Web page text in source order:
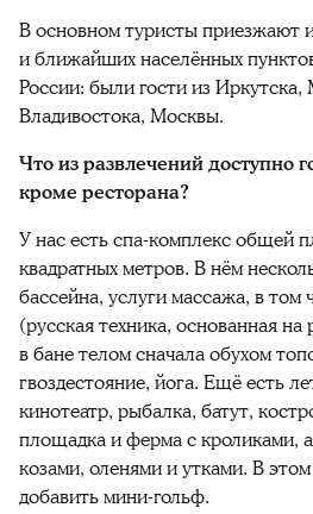
В основном туристы приезжают
и ближайших населённых
России: были гости из Иркутска,
Владивостока, Москвы.
Что из развлечений доступно
кроме ресторана?
У нас есть спа-комплекс общей
квадратных метров. В нём
бассейна, услуги массажа, в том
(русская техника, основанная
в бане телом сначала обухом
гвоздестояние, йога. Ещё есть
кинотеатр, рыбалка, батут,
площадка и ферма с кроликами,
козами, оленями и утками. В
добавить мини-гольф.